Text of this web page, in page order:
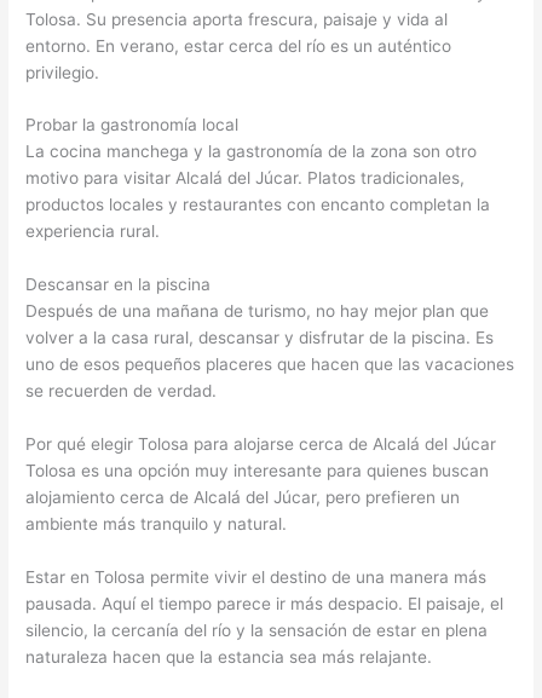
Tolosa. Su presencia aporta frescura, paisaje y vida al
entorno. En verano, estar cerca del río es un auténtico
privilegio.
Probar la gastronomía local
La cocina manchega y la gastronomía de la zona son otro
motivo para visitar Alcalá del Júcar. Platos tradicionales,
productos locales y restaurantes con encanto completan la
experiencia rural.
Descansar en la piscina
Después de una mañana de turismo, no hay mejor plan que
volver a la casa rural, descansar y disfrutar de la piscina. Es
uno de esos pequeños placeres que hacen que las vacaciones
se recuerden de verdad.
Por qué elegir Tolosa para alojarse cerca de Alcalá del Júcar
Tolosa es una opción muy interesante para quienes buscan
alojamiento cerca de Alcalá del Júcar, pero prefieren un
ambiente más tranquilo y natural.
Estar en Tolosa permite vivir el destino de una manera más
pausada. Aquí el tiempo parece ir más despacio. El paisaje, el
silencio, la cercanía del río y la sensación de estar en plena
naturaleza hacen que la estancia sea más relajante.